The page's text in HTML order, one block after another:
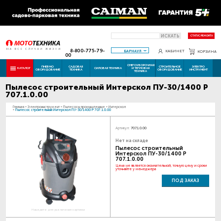
ИСКАТЬ СТАТУС РЕМОНТА
8-800-775-79-
00
БАРНАУЛ КАБИНЕТ КОРЗИНА
КАТАЛОГ ПНЕВМО
ОБОРУДОВАНИЕ
САДОВАЯ
ТЕХНИКА СИЛОВАЯ ТЕХНИКА
СНЕГОУБОРОЧНАЯ
И ТЕПЛОВАЯ
ТЕХНИКА
СТРОИТЕЛЬНОЕ
ОБОРУДОВАНИЕ
ЭЛЕКТРО
ИНСТРУМЕНТ
Пылесос строительный Интерскол ПУ-30/1400 Р
707.1.0.00
Главная - Электроинструмент - Пылесосы промышленные - Интерскол
- Пылесос строительный Интерскол ПУ-30/1400 Р 707.1.0.00
Наведите для увеличения картинки
Артикул: 707.1.0.00
Нет на складе
Пылесос строительный
Интерскол ПУ-30/1400 Р
707.1.0.00
Цена не является окончательной, точную цену и сроки
уточняйте у менеджера
ПОД ЗАКАЗ